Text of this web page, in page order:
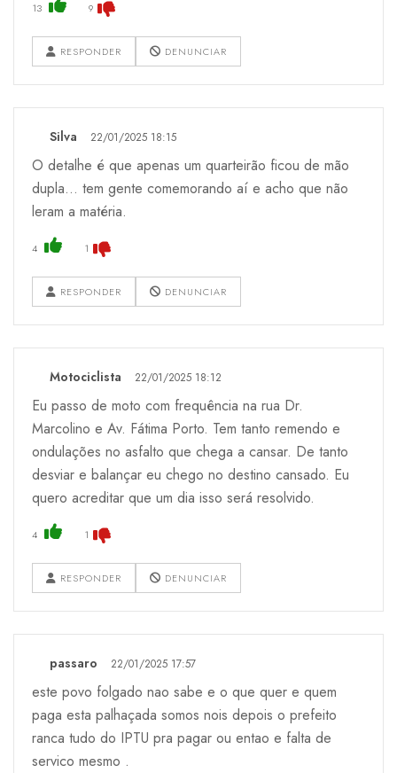
13 9
RESPONDER DENUNCIAR
Silva 22/01/2025 18:15
O detalhe é que apenas um quarteirão ficou de mão
dupla... tem gente comemorando aí e acho que não
leram a matéria.
4 1
RESPONDER DENUNCIAR
Motociclista 22/01/2025 18:12
Eu passo de moto com frequência na rua Dr.
Marcolino e Av. Fátima Porto. Tem tanto remendo e
ondulações no asfalto que chega a cansar. De tanto
desviar e balançar eu chego no destino cansado. Eu
quero acreditar que um dia isso será resolvido.
4 1
RESPONDER DENUNCIAR
passaro 22/01/2025 17:57
este povo folgado nao sabe e o que quer e quem
paga esta palhaçada somos nois depois o prefeito
ranca tudo do IPTU pra pagar ou entao e falta de
servico mesmo .